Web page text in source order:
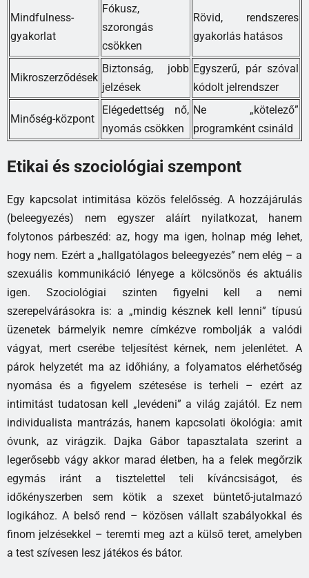
Mindfulness-
gyakorlat
Fókusz,
szorongás
csökken
Rövid, rendszeres
gyakorlás hatásos
Mikroszerződések
Biztonság, jobb
jelzések
Egyszerű, pár szóval
kódolt jelrendszer
Minőség-központ
Elégedettség nő,
nyomás csökken
Ne „kötelező”
programként csináld
Etikai és szociológiai szempont
Egy kapcsolat intimitása közös felelősség. A hozzájárulás
(beleegyezés) nem egyszer aláírt nyilatkozat, hanem
folytonos párbeszéd: az, hogy ma igen, holnap még lehet,
hogy nem. Ezért a „hallgatólagos beleegyezés” nem elég – a
szexuális kommunikáció lényege a kölcsönös és aktuális
igen. Szociológiai szinten figyelni kell a nemi
szerepelvárásokra is: a „mindig késznek kell lenni” típusú
üzenetek bármelyik nemre címkézve rombolják a valódi
vágyat, mert cserébe teljesítést kérnek, nem jelenlétet. A
párok helyzetét ma az időhiány, a folyamatos elérhetőség
nyomása és a figyelem szétesése is terheli – ezért az
intimitást tudatosan kell „levédeni” a világ zajától. Ez nem
individualista mantrázás, hanem kapcsolati ökológia: amit
óvunk, az virágzik. Dajka Gábor tapasztalata szerint a
legerősebb vágy akkor marad életben, ha a felek megőrzik
egymás iránt a tisztelettel teli kíváncsiságot, és
időkényszerben sem kötik a szexet büntető-jutalmazó
logikához. A belső rend – közösen vállalt szabályokkal és
finom jelzésekkel – teremti meg azt a külső teret, amelyben
a test szívesen lesz játékos és bátor.